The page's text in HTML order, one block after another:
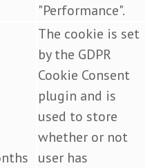
"Performance".
The cookie is set
by the GDPR
Cookie Consent
plugin and is
used to store
whether or not
user has